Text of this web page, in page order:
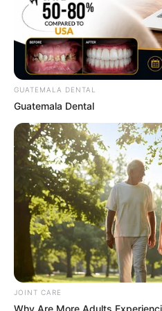
Why everything you
might be wrong
CTA LOVE
2025’s Most Impactful
BRAINBERRIES
GUATEMALA DENTAL
Guatemala Dental
JOINT CARE
Why Are More Adults